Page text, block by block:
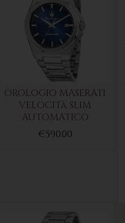
OROLOGIO MASERATI
VELOCITà SLIM
AUTOMATICO
€590.00